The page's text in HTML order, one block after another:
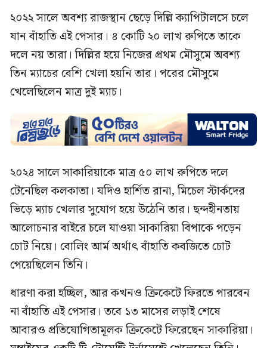
২০২২ সালে অবশ্য রাজস্থান ছেড়ে দিল্লি ক্যাপিটালসে চলে
যান বাঁহাতি এই পেসার। ৪ কোটি ২০ লাখ রুপিতে তাকে
দলে নয় তারা। দিল্লির হয়ে নিজের প্রথম মৌসুমে অবশ্য
তিন ম্যাচের বেশি খেলা হয়নি তার। পরের মৌসুমে
খেলেছিলেন মাত্র দুই ম্যাচ।
২০২৪ সালে সাকারিয়াকে মাত্র ৫০ লাখ রুপিতে দলে
টেনেছিল কলকাতা। যদিও হার্শিত রানা, মিচেল স্টার্কদের
ভিড়ে ম্যাচ খেলার সুযোগ হয়ে উঠেনি তার। ছন্দহীনতায়
আলোচনার বাইরে চলে যাওয়া সাকারিয়া বিপাকে পড়েন
চোট নিয়ে। বোলিং আর্ম অর্থাৎ বাঁহাতি কবজিতে চোট
পেয়েছিলেন তিনি।
ধারণা করা হচ্ছিল, আর কখনও ক্রিকেটে ফিরতে পারবেন
না বাঁহাতি এই পেসার। তবে ১৩ মাসের লড়াই শেষে
আবারও প্রতিযোগিতামূলক ক্রিকেটে ফিরেছেন সাকারিয়া।